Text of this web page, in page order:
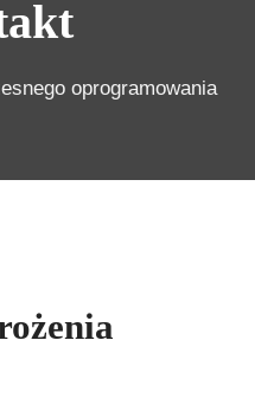
oprogramowania